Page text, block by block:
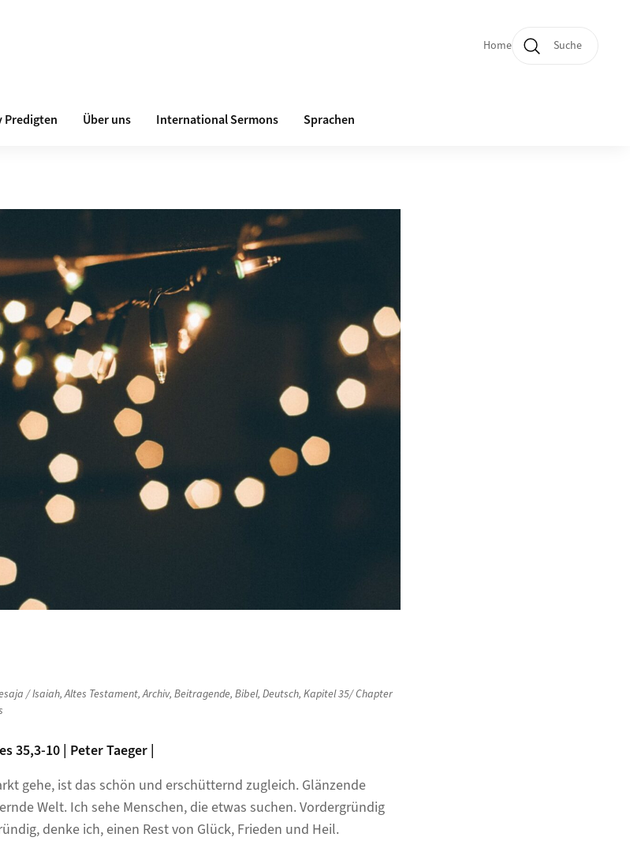
Quicklinks und
Home Suche
Predigten Über uns International Sermons Sprachen
/ Isaiah,Altes Testament,Archiv, Beitragende, Bibel, Deutsch, Kapitel 35/ Chapter
35,3-10 | Peter Taeger |
gehe, ist das schön und erschütternd zugleich. Glänzende
Welt. Ich sehe Menschen, die etwas suchen. Vordergründig
denke ich, einen Rest von Glück, Frieden und Heil.